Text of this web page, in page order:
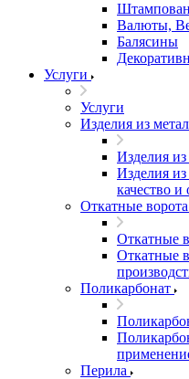
Валюты,
Балясины
Услуги
Услуги
Изделия из
Изделия из
Изделия
качество
Откатные ворота
Откатные
Откатные
Поликарбонат
Перила